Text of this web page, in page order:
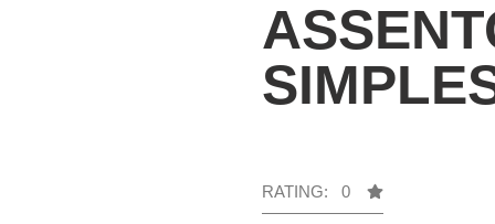
RATING: 0